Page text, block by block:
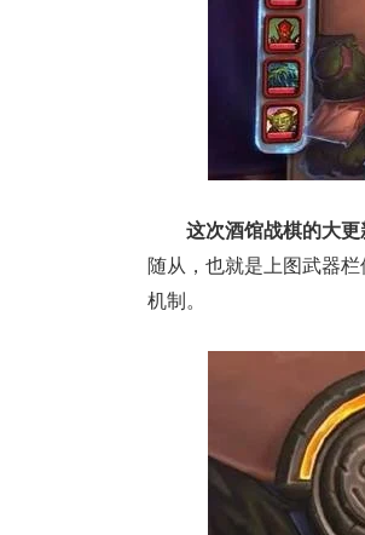
这次酒馆战棋的大
随从，也就是上图武器
机制。